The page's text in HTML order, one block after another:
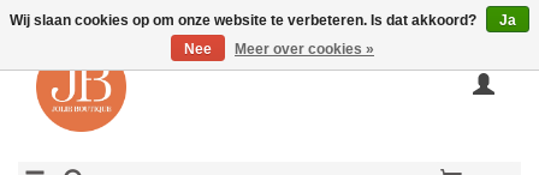
Wij slaan cookies op om onze website te verbeteren. Is dat akkoord?
Ja
Nee
Meer over cookies »